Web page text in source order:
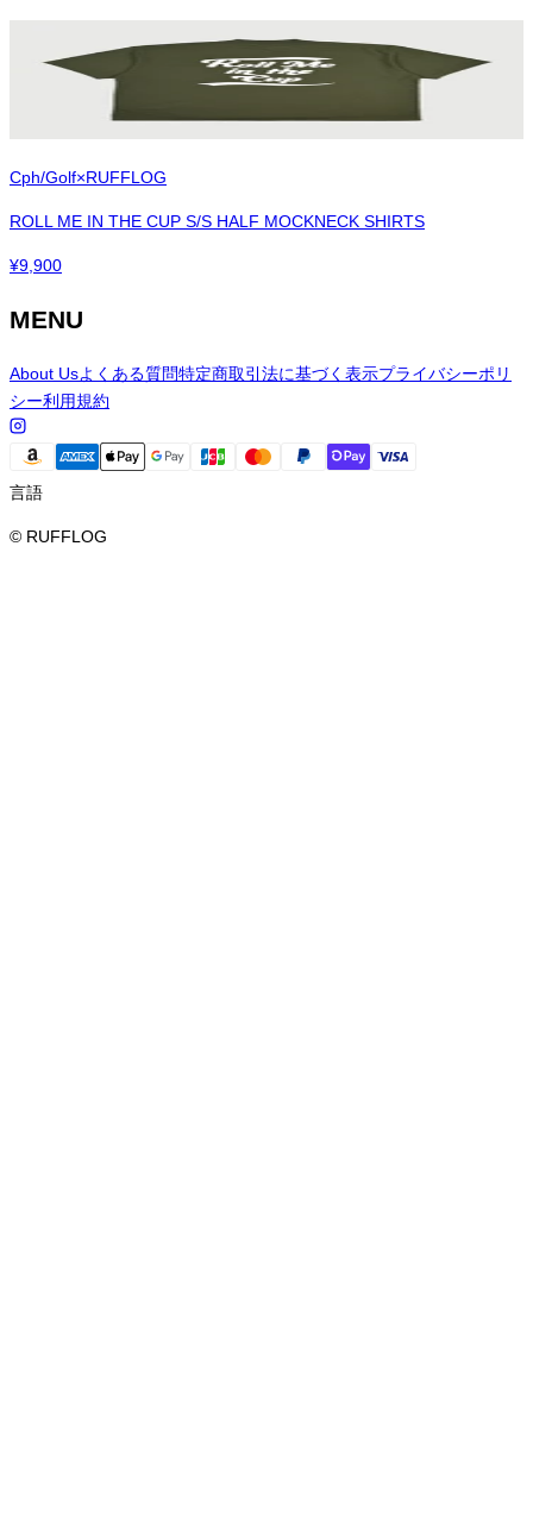
Cph/Golf×RUFFLOG
ROLL ME IN THE CUP S/S HALF MOCKNECK SHIRTS
¥9,900
MENU
About Usよくある質問特定商取引法に基づく表示プライバシーポリ
シー利用規約
言語
© RUFFLOG